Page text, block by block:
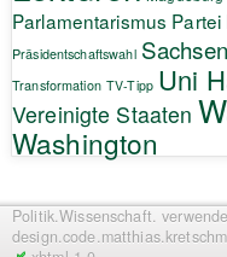
Parlamentarismus Partei
Präsidentschaftswahl
Transformation TV-Tipp Uni
Vereinigte Staaten
Washington
Politik.Wissenschaft.
design.code.